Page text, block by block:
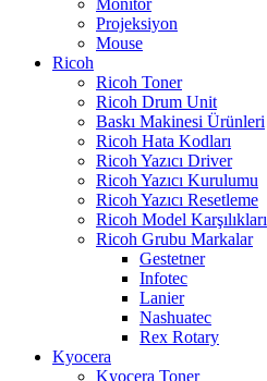
Projeksiyon
Mouse
Ricoh
Ricoh Toner
Ricoh Drum Unit
Baskı Makinesi Ürünleri
Ricoh Hata Kodları
Ricoh Yazıcı Driver
Ricoh Yazıcı Kurulumu
Ricoh Yazıcı Resetleme
Ricoh Model Karşılıkları
Ricoh Grubu Markalar
Gestetner
Infotec
Lanier
Nashuatec
Rex Rotary
Kyocera
Kyocera Toner